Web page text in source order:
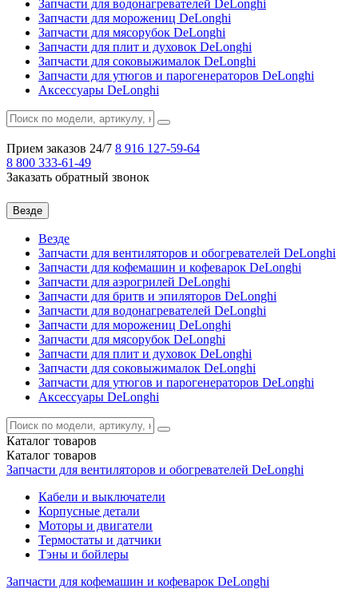
Запчасти для водонагревателей DeLonghi
Запчасти для морожениц DeLonghi
Запчасти для мясорубок DeLonghi
Запчасти для плит и духовок DeLonghi
Запчасти для соковыжималок DeLonghi
Запчасти для утюгов и парогенераторов DeLonghi
Аксессуары DeLonghi
Прием заказов 24/7 8 916 127-59-64
8 800 333-61-49
Заказать обратный звонок
Везде
Везде
Запчасти для вентиляторов и обогревателей DeLonghi
Запчасти для кофемашин и кофеварок DeLonghi
Запчасти для аэрогрилей DeLonghi
Запчасти для бритв и эпиляторов DeLonghi
Запчасти для водонагревателей DeLonghi
Запчасти для морожениц DeLonghi
Запчасти для мясорубок DeLonghi
Запчасти для плит и духовок DeLonghi
Запчасти для соковыжималок DeLonghi
Запчасти для утюгов и парогенераторов DeLonghi
Аксессуары DeLonghi
Каталог товаров
Каталог товаров
Запчасти для вентиляторов и обогревателей DeLonghi
Кабели и выключатели
Корпусные детали
Моторы и двигатели
Термостаты и датчики
Тэны и бойлеры
Запчасти для кофемашин и кофеварок DeLonghi